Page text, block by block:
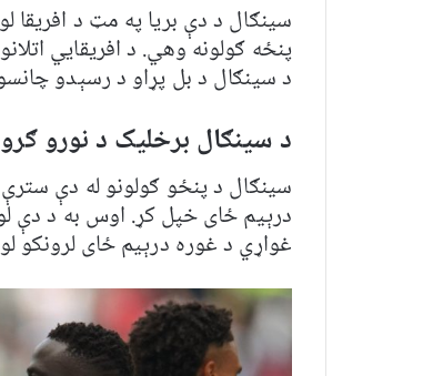
سینګال د دې بریا په مټ د
پنځه ګولونه وهي. د افریقايي
د سینګال د بل پړاو د رسېدو
د سینګال برخلیک د نورو
سینګال د پنځو ګولونو له دې
درېیم ځای خپل کړ. اوس به د دې
غواړي د غوره درېیم ځای لرونکو